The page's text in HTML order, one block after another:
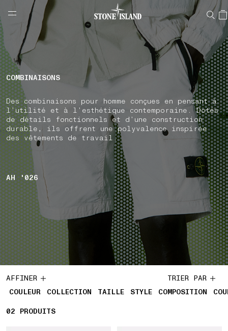
NAVIGATION.ARIA.GOTOMAINCONTENT
LABEL.SHOPPINGCOUNTRY BELGIQUE
COMBINAISONS
Des combinaisons pour homme conçues en pensant à
l’utilité et à l’esthétique contemporaine. Dotés
de détails fonctionnels et d’une construction
durable, ils offrent une polyvalence inspirée
des vêtements de travail.
AH '026
AFFINER
COULEUR
COLLECTION TAILLE STYLE COMPOSITION
TRIER PAR
02 2 PRODUITS
PRODUITS